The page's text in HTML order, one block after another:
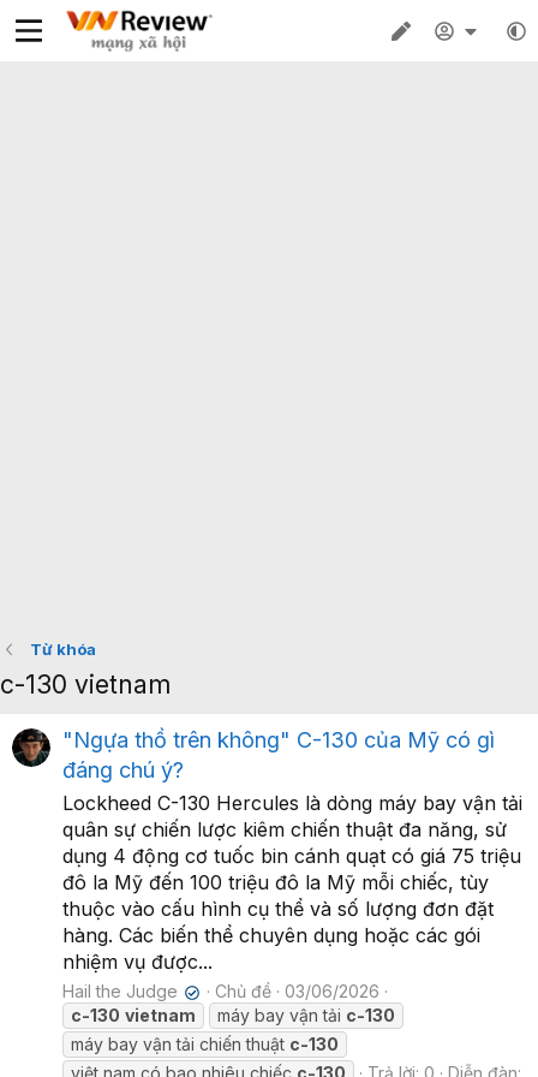
Từ khóa
c-130 vietnam
"Ngựa thồ trên không" C-130 của Mỹ có gì
đáng chú ý?
Lockheed C-130 Hercules là dòng máy bay vận tải
quân sự chiến lược kiêm chiến thuật đa năng, sử
dụng 4 động cơ tuốc bin cánh quạt có giá 75 triệu
đô la Mỹ đến 100 triệu đô la Mỹ mỗi chiếc, tùy
thuộc vào cấu hình cụ thể và số lượng đơn đặt
hàng. Các biến thể chuyên dụng hoặc các gói
nhiệm vụ được...
Hail the Judge ✔ Chủ đề
03/06/2026
c-130 vietnam máy bay vận tải c-130
máy bay vận tải chiến thuật c-130